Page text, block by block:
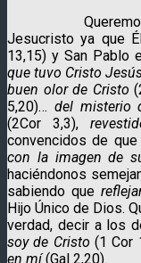
Queremos
Jesu­cristo ya que
13,15) y San Pablo
que tuvo Cristo
buen olor de Cristo
5,20)… del misterio
(2Cor 3,3),
convencidos de
con la imagen de
hacién­donos
sa­bien­do que
Hijo Único de Dios.
verdad, decir a los
soy de Cristo (1 Cor
en mí(Gal 2,20).